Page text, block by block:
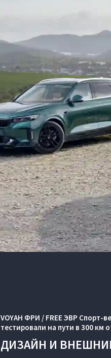
VOYAH ФРИ / FREE ЭВР
тестировали на пути в 300 км
ДИЗАЙН И